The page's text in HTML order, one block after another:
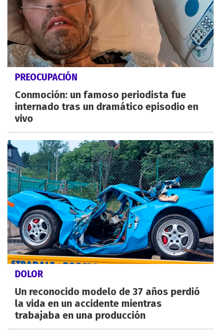
PREOCUPACIÓN
Conmoción: un famoso periodista fue
internado tras un dramático episodio en
vivo
DOLOR
Un reconocido modelo de 37 años perdió
la vida en un accidente mientras
trabajaba en una producción